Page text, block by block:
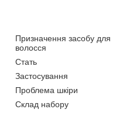
Призначення засобу для
волосся
Стать
Застосування
Проблема шкіри
Склад набору